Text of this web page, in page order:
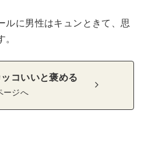
ルに男性はキュンときて、思
ッコいいと褒める
ージへ